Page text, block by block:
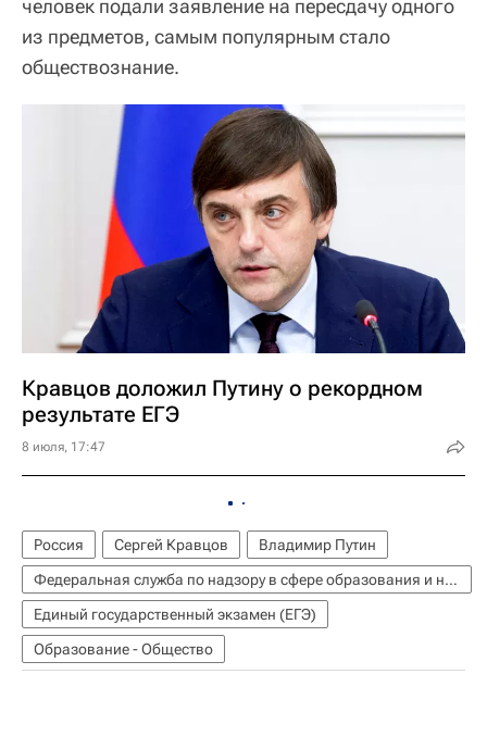
человек подали заявление на пересдачу одного
из предметов, самым популярным стало
обществознание.
Кравцов доложил Путину о рекордном
результате ЕГЭ
8 июля, 17:47
Россия Сергей Кравцов
Владимир Путин
Федеральная служба по надзору в сфере образования и науки (Рособрнадзор)
Единый государственный экзамен (ЕГЭ)
Образование - Общество